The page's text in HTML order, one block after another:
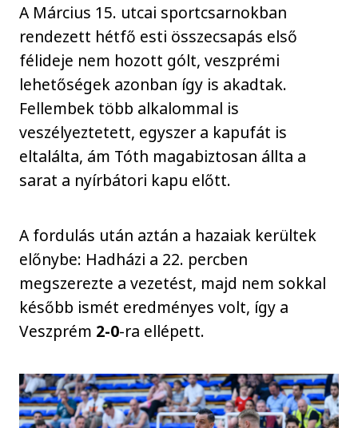
A Március 15. utcai sportcsarnokban
rendezett hétfő esti összecsapás első
félideje nem hozott gólt, veszprémi
lehetőségek azonban így is akadtak.
Fellembek több alkalommal is
veszélyeztetett, egyszer a kapufát is
eltalálta, ám Tóth magabiztosan állta a
sarat a nyírbátori kapu előtt.
A fordulás után aztán a hazaiak kerültek
előnybe: Hadházi a 22. percben
megszerezte a vezetést, majd nem sokkal
később ismét eredményes volt, így a
Veszprém 2-0-ra ellépett.